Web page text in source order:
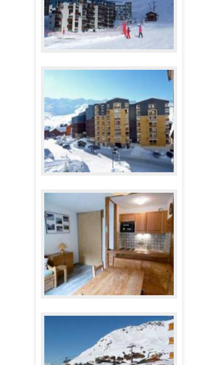
495,00 €
A partir de 425,00 €
A partir de470,00 €